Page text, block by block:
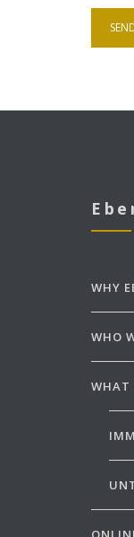
WHY
WHO
WHAT